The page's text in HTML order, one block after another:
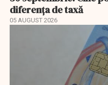
diferența de taxă
05 AUGUST 2026